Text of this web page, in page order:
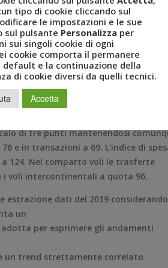
sui dati del Business Travel in Italia
dell’economia italiana.
di ottobre. Il valore progressivo
leggero
di 4 punti.
mantenendo comunque la
a 81 e transazioni a 71 non mostra
di tre punti mantenendosi
e in transazioni a 69. L’indice di
124. Nel comparto voli le trasferte
i voli intercontinentali a quota 96.
estrazione dati del 2019 considerando
un
per esprimere gli andamenti
un trend strettamente correlato
tipo di cookie cliccando sul
le impostazioni e le sue
sul pulsante Personalizza per
sui singoli cookie di ogni
cookie comporta il permanere
e la continuazione della
di cookie diversi da quelli tecnici.
Accetta